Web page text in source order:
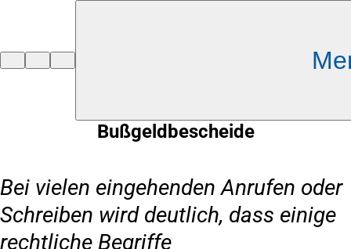
Bußgeldbescheide
Bei vielen eingehenden Anrufen oder
Schreiben wird deutlich, dass einige
rechtliche Begriffe